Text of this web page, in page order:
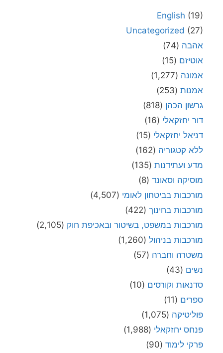
English (19)
Uncategorized (27)
אהבה (74)
אוטיזם (15)
אמונה (1,277)
אמנות (253)
גרשון הכהן (818)
דור יחזקאלי (16)
דניאל יחזקאלי (15)
ללא קטגוריה (162)
מדע ועתידנות (135)
מוסיקה וסאונד (8)
מורכבות בביטחון לאומי (4,507)
מורכבות בחינוך (422)
מורכבות במשפט, בשיטור ובאכיפת חוק (2,105)
מורכבות בניהול (1,260)
משטרה וחברה (57)
נשים (43)
סדנאות וקורסים (10)
ספרים (11)
פוליטיקה (1,075)
פנחס יחזקאלי (1,988)
פרקי לימוד (90)